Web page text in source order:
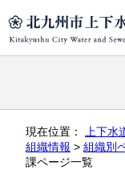
現在位置： 上下水
組織情報 > 組織別
課ページ一覧